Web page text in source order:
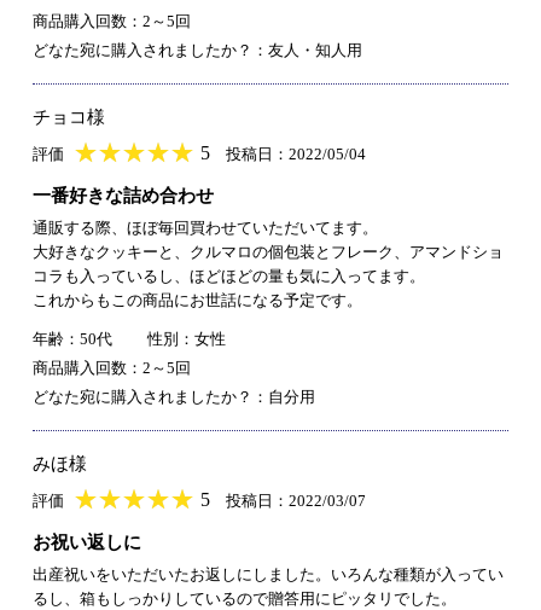
商品購入回数：2～5回
どなた宛に購入されましたか？：友人・知人用
チョコ様
評価 ★★★★★
★★★★★ 5 投稿日：2022/05/04
一番好きな詰め合わせ
通販する際、ほぼ毎回買わせていただいてます。
大好きなクッキーと、クルマロの個包装とフレーク、アマンドショ
コラも入っているし、ほどほどの量も気に入ってます。
これからもこの商品にお世話になる予定です。
年齢：50代
性別：女性
商品購入回数：2～5回
どなた宛に購入されましたか？：自分用
みほ様
評価 ★★★★★
★★★★★ 5 投稿日：2022/03/07
お祝い返しに
出産祝いをいただいたお返しにしました。いろんな種類が入ってい
るし、箱もしっかりしているので贈答用にピッタリでした。